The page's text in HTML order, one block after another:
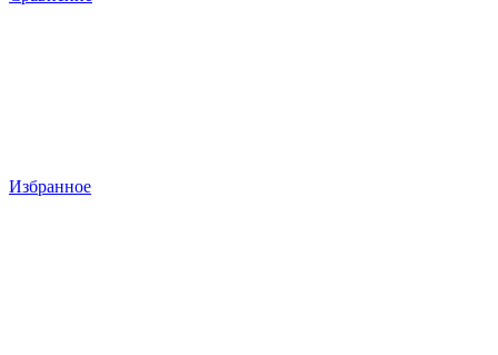
Избранное